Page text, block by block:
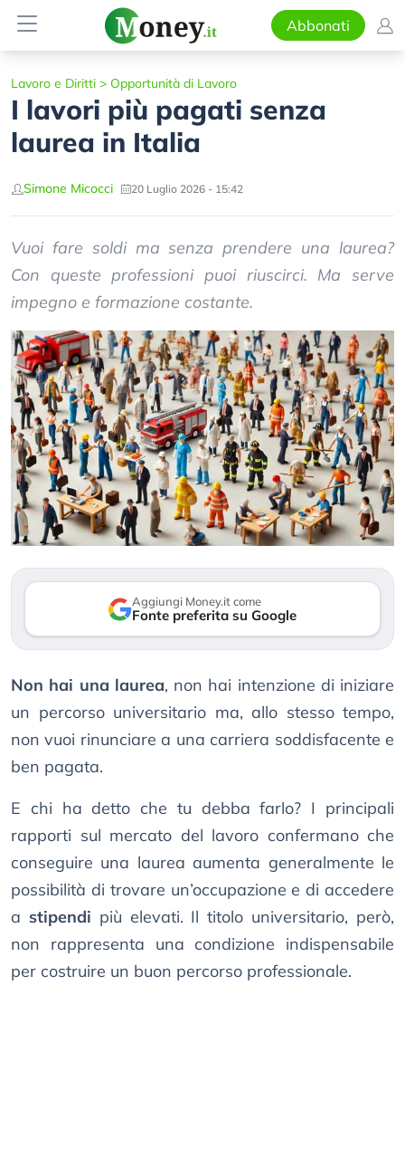
Abbonati
Lavoro e Diritti > Opportunità di Lavoro
I lavori più pagati senza
laurea in Italia
Simone Micocci 20 Luglio 2026 - 15:42
Vuoi fare soldi ma senza prendere una laurea?
Con queste professioni puoi riuscirci. Ma serve
impegno e formazione costante.
Aggiungi Money.it come
Fonte preferita su Google
Non hai una laurea, non hai intenzione di iniziare
un percorso universitario ma, allo stesso tempo,
non vuoi rinunciare a una carriera soddisfacente e
ben pagata.
E chi ha detto che tu debba farlo? I principali
rapporti sul mercato del lavoro confermano che
conseguire una laurea aumenta generalmente le
possibilità di trovare un’occupazione e di accedere
a stipendi più elevati. Il titolo universitario, però,
non rappresenta una condizione indispensabile
per costruire un buon percorso professionale.